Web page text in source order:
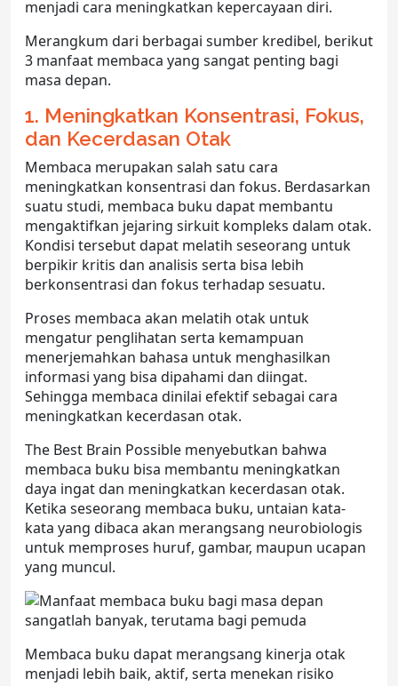
menjadi cara meningkatkan kepercayaan diri.
Merangkum dari berbagai sumber kredibel, berikut
3 manfaat membaca yang sangat penting bagi
masa depan.
1. Meningkatkan Konsentrasi, Fokus,
dan Kecerdasan Otak
Membaca merupakan salah satu cara
meningkatkan konsentrasi dan fokus. Berdasarkan
suatu studi, membaca buku dapat membantu
mengaktifkan jejaring sirkuit kompleks dalam otak.
Kondisi tersebut dapat melatih seseorang untuk
berpikir kritis dan analisis serta bisa lebih
berkonsentrasi dan fokus terhadap sesuatu.
Proses membaca akan melatih otak untuk
mengatur penglihatan serta kemampuan
menerjemahkan bahasa untuk menghasilkan
informasi yang bisa dipahami dan diingat.
Sehingga membaca dinilai efektif sebagai cara
meningkatkan kecerdasan otak.
The Best Brain Possible menyebutkan bahwa
membaca buku bisa membantu meningkatkan
daya ingat dan meningkatkan kecerdasan otak.
Ketika seseorang membaca buku, untaian kata-
kata yang dibaca akan merangsang neurobiologis
untuk memproses huruf, gambar, maupun ucapan
yang muncul.
Membaca buku dapat merangsang kinerja otak
menjadi lebih baik, aktif, serta menekan risiko